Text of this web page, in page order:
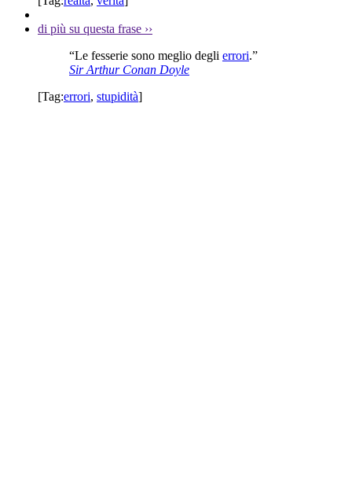
di più su questa frase ››
“Le fesserie sono meglio degli errori.”
Sir Arthur Conan Doyle
[Tag:errori, stupidità]